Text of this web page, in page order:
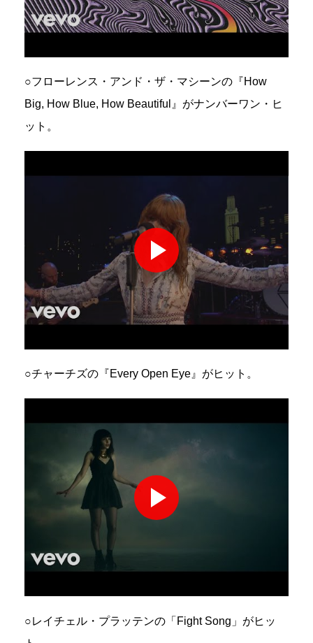
○フローレンス・アンド・ザ・マシーンの『How
Big, How Blue, How Beautiful』がナンバーワン・ヒ
ット。
○チャーチズの『Every Open Eye』がヒット。
○レイチェル・プラッテンの「Fight Song」がヒッ